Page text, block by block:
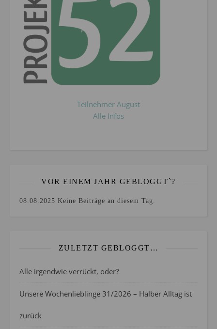
Teilnehmer August
Alle Infos
VOR EINEM JAHR GEBLOGGT`?
08.08.2025 Keine Beiträge an diesem Tag.
ZULETZT GEBLOGGT…
Alle irgendwie verrückt, oder?
Unsere Wochenlieblinge 31/2026 – Halber Alltag ist
zurück